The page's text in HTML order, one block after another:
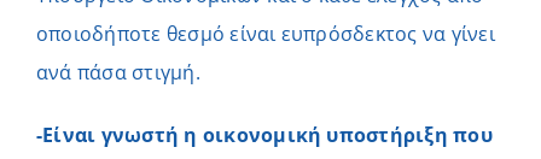
οποιοδήποτε θεσμό είναι ευπρόσδεκτος να γίνει
ανά πάσα στιγμή.
-Είναι γνωστή η οικονομική υποστήριξη που